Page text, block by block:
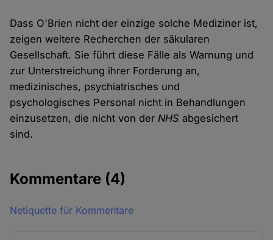
Dass O'Brien nicht der einzige solche Mediziner ist,
zeigen weitere Recherchen der säkularen
Gesellschaft. Sie führt diese Fälle als Warnung und
zur Unterstreichung ihrer Forderung an,
medizinisches, psychiatrisches und
psychologisches Personal nicht in Behandlungen
einzusetzen, die nicht von derNHS abgesichert
sind.
Kommentare (4)
Netiquette für Kommentare